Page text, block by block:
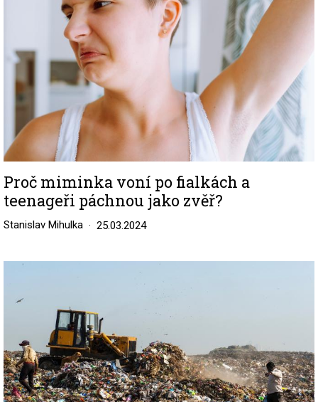
Proč miminka voní po fialkách a
teenageři páchnou jako zvěř?
Stanislav Mihulka 25.03.2024
Image